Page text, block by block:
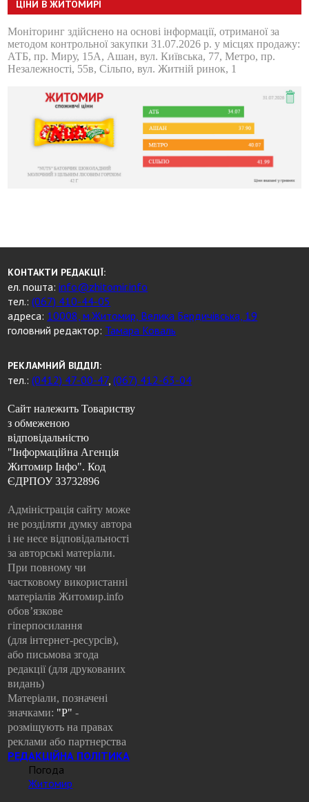
ЦІНИ В ЖИТОМИРІ
Моніторинг здійснено на основі інформації, отриманої за
методом контрольної закупки 31.07.2026 р. у місцях продажу:
АТБ, пр. Миру, 15А, Ашан, вул. Київська, 77, Метро, пр.
Незалежності, 55в, Сільпо, вул. Житній ринок, 1
КОНТАКТИ РЕДАКЦІЇ:
ел. пошта:info@zhitomir.info
тел.:(067) 410-44-05
адреса: 10008, м.Житомир, Велика Бердичівська, 19
головний редактор: Тамара Коваль
РЕКЛАМНИЙ ВІДДІЛ:
тел.:(0412) 47-00-47,(067) 412-63-04
Сайт належить Товариству
з обмеженою
відповідальністю
"Інформаційна Агенція
Житомир Інфо". Код
ЄДРПОУ 33732896
Адміністрація сайту може
не розділяти думку автора
і не несе відповідальності
за авторські матеріали.
При повному чи
частковому використанні
матеріалів Житомир.info
обов’язкове
гіперпосилання
(для інтернет-ресурсів),
або письмова згода
редакції (для друкованих
видань)
Матеріали, позначені
значками: "Р"-
розміщують на правах
реклами або партнерства
РЕДАКЦІЙНА ПОЛІТИКА
Погода
Житомир